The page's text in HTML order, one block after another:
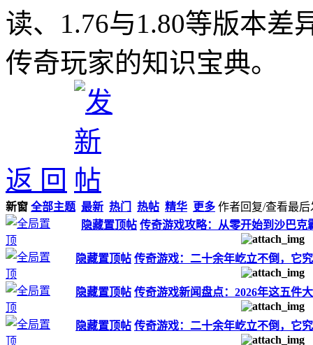
读、1.76与1.80等版本差
传奇玩家的知识宝典。
返 回
新窗 全部主题 最新 热门 热帖 精华 更多 作者回复/查看最后
隐藏置顶帖 传奇游戏攻略：从零开始到沙巴克
隐藏置顶帖 传奇游戏：二十余年屹立不倒，它
隐藏置顶帖 传奇游戏新闻盘点：2026年这五件
隐藏置顶帖 传奇游戏：二十余年屹立不倒，它